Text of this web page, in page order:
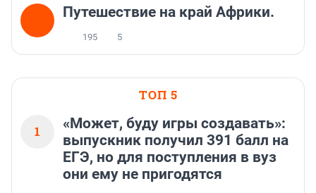
Путешествие на край Африки.
195 5
ТОП 5
1
«Может, буду игры создавать»:
выпускник получил 391 балл на
ЕГЭ, но для поступления в вуз
они ему не пригодятся